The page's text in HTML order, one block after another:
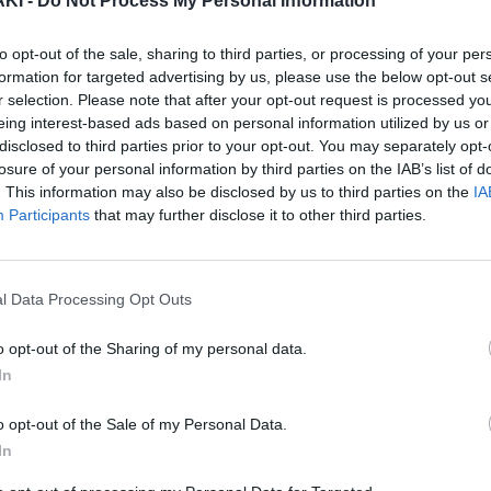
opt-out of the sale, sharing to third parties, or processing of your
for targeted advertising by us, please use the below opt-out
selection. Please note that after your opt-out request is processed
interest-based ads based on personal information utilized by us
to third parties prior to your opt-out. You may separately
of your personal information by third parties on the IAB’s list of
This information may also be disclosed by us to third parties on the
Participants that may further disclose it to other third parties.
Data Processing Opt Outs
opt-out of the Sharing of my personal data.
opt-out of the Sale of my Personal Data.
Το 20 ημερών μωράκι έχασε την ζωή
του το τάισε, το πρωί του
βρέφους, κατήγγειλε ότι ο
την 20χρονη, όταν ήταν έγκυος.
με τη Ζήνα», ο αδελφός της
«δεν κατάλαβε τίποτα στον ύπνο
η μητέρα ειδοποίησε αμέσως
μπαμπά, το μωρό κάτι έπαθε».
του το μωρό, για να διαπιστώσει,
παγωμένο.